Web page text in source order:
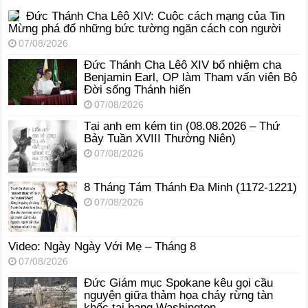
Đức Thánh Cha Lêô XIV: Cuộc cách mạng của Tin
Mừng phá đổ những bức tường ngăn cách con người
07/08/2026
Đức Thánh Cha Lêô XIV bổ nhiệm cha
Benjamin Earl, OP làm Tham vấn viên Bộ
Đời sống Thánh hiến
07/08/2026
Tại anh em kém tin (08.08.2026 – Thứ
Bảy Tuần XVIII Thường Niên)
07/08/2026
8 Tháng Tám Thánh Ða Minh (1172-1221)
07/08/2026
Video: Ngày Ngày Với Mẹ – Tháng 8
07/08/2026
Đức Giám mục Spokane kêu gọi cầu
nguyện giữa thảm họa cháy rừng tàn